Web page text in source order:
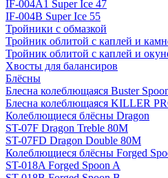
IF-004A1 Super Ice 47
IF-004B Super Ice 55
Тройники с обмазкой
Тройник облитой с каплей и
Тройник облитой с каплей и
Хвосты для балансиров
Блёсны
Блесна колеблющаяся Buster
Блесна колеблющаяся KILLER
Колеблющиеся блёсны Dragon
ST-07F Dragon Treble 80M
ST-07FD Dragon Double 80M
Колеблющиеся блёсны Forged
ST-018A Forged Spoon A